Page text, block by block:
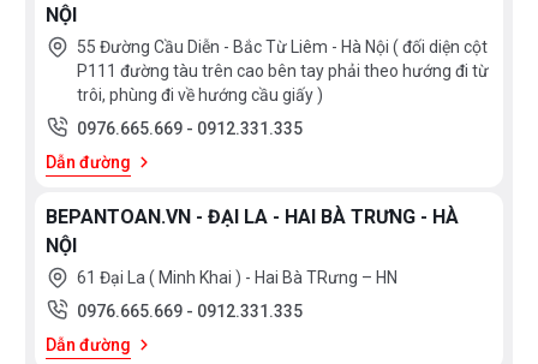
NỘI
55 Đường Cầu Diễn - Bắc Từ Liêm - Hà Nội ( đối diện cột
P111 đường tàu trên cao bên tay phải theo hướng đi từ
trôi, phùng đi về hướng cầu giấy )
0976.665.669 - 0912.331.335
Dẫn đường
BEPANTOAN.VN - ĐẠI LA - HAI BÀ TRƯNG - HÀ
NỘI
61 Đại La ( Minh Khai ) - Hai Bà TRưng – HN
0976.665.669 - 0912.331.335
Dẫn đường